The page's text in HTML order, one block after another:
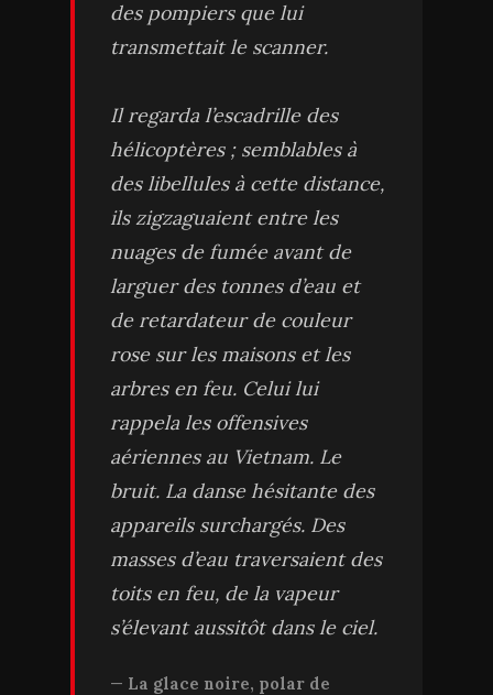
des pompiers que lui
transmettait le scanner.
Il regarda l’escadrille des
hélicoptères ; semblables à
des libellules à cette distance,
ils zigzaguaient entre les
nuages de fumée avant de
larguer des tonnes d’eau et
de retardateur de couleur
rose sur les maisons et les
arbres en feu. Celui lui
rappela les offensives
aériennes au Vietnam. Le
bruit. La danse hésitante des
appareils surchargés. Des
masses d’eau traversaient des
toits en feu, de la vapeur
s’élevant aussitôt dans le ciel.
La glace noire, polar de